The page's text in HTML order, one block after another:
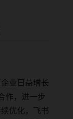
业日益增长
作，进一步
优化，飞书